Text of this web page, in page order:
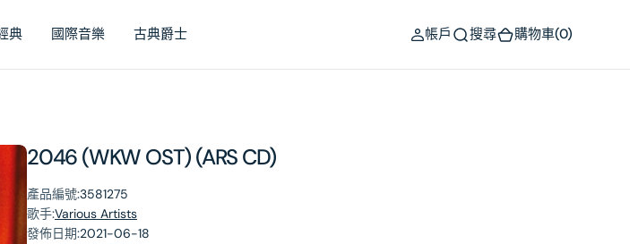
典 國際音樂 古典爵士 帳戶 搜尋 購物車(0)
2046 (WKW OST) (ARS CD)
產品編號:3581275
歌手:Various Artists
發佈日期:2021-06-18